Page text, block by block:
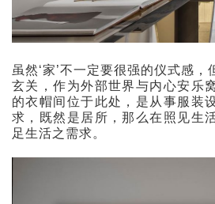
虽然‘家’不一定要很强的仪式感
玄关，作为外部世界与内心安乐
的衣帽间位于此处，是从事服装
求，既然是居所，那么在照见生
足生活之需求。